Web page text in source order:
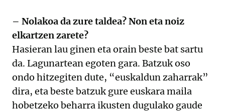
– Nolakoa da zure taldea? Non eta noiz
elkartzen zarete?
Hasieran lau ginen eta orain beste bat sartu
da. Lagunartean egoten gara. Batzuk oso
ondo hitzegiten dute, “euskaldun zaharrak”
dira, eta beste batzuk gure euskara maila
hobetzeko beharra ikusten dugulako gaude